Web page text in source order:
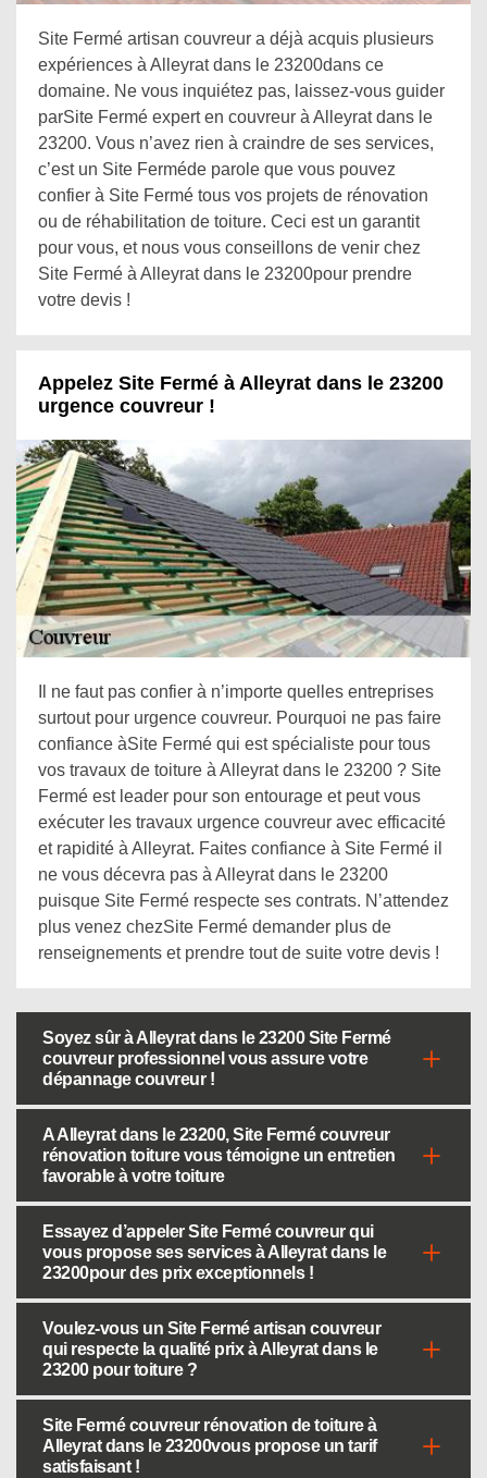
Site Fermé artisan couvreur a déjà acquis plusieurs
expériences à Alleyrat dans le 23200dans ce
domaine. Ne vous inquiétez pas, laissez-vous guider
parSite Fermé expert en couvreur à Alleyrat dans le
23200. Vous n’avez rien à craindre de ses services,
c’est un Site Ferméde parole que vous pouvez
confier à Site Fermé tous vos projets de rénovation
ou de réhabilitation de toiture. Ceci est un garantit
pour vous, et nous vous conseillons de venir chez
Site Fermé à Alleyrat dans le 23200pour prendre
votre devis !
Appelez Site Fermé à Alleyrat dans le 23200
urgence couvreur !
Il ne faut pas confier à n’importe quelles entreprises
surtout pour urgence couvreur. Pourquoi ne pas faire
confiance àSite Fermé qui est spécialiste pour tous
vos travaux de toiture à Alleyrat dans le 23200 ? Site
Fermé est leader pour son entourage et peut vous
exécuter les travaux urgence couvreur avec efficacité
et rapidité à Alleyrat. Faites confiance à Site Fermé il
ne vous décevra pas à Alleyrat dans le 23200
puisque Site Fermé respecte ses contrats. N’attendez
plus venez chezSite Fermé demander plus de
renseignements et prendre tout de suite votre devis !
Soyez sûr à Alleyrat dans le 23200 Site Fermé
couvreur professionnel vous assure votre
dépannage couvreur !
A Alleyrat dans le 23200, Site Fermé couvreur
rénovation toiture vous témoigne un entretien
favorable à votre toiture
Essayez d’appeler Site Fermé couvreur qui
vous propose ses services à Alleyrat dans le
23200pour des prix exceptionnels !
Voulez-vous un Site Fermé artisan couvreur
qui respecte la qualité prix à Alleyrat dans le
23200 pour toiture ?
Site Fermé couvreur rénovation de toiture à
Alleyrat dans le 23200vous propose un tarif
satisfaisant !